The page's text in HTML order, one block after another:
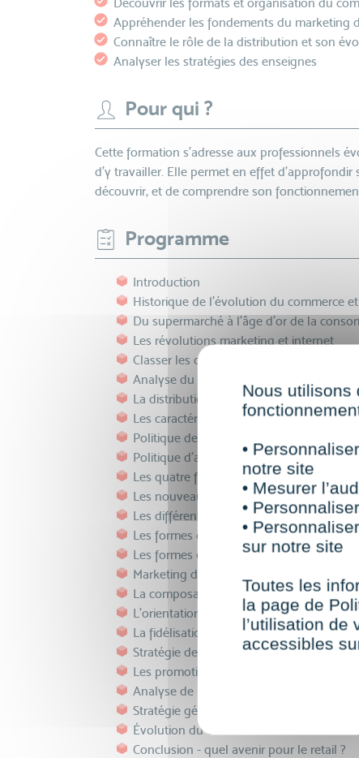
Appréhender les fondements du marketing
Connaître le rôle de la distribution et son
Analyser les stratégies des enseignes
Pour qui ?
Cette formation s'adresse aux professionnels
d’y travailler. Elle permet en effet
découvrir, et de comprendre son
Programme
Introduction
Historique de l’évolution du commerce
Du supermarché à l’âge d’or de la
Les révolutions marketing et internet
Classer les différentes formes de vente au
Analyse du comportement consommateur
La distribution
Les caractéristiques techniques des
Politique de distribution
Politique d’assortiment
Les quatre formats de retail physiques
Les nouveaux formats de retail
Les différentes formes de retail
Les formes de commerce indépendant
Les formes de commerce succursaliste et
Marketing du point de vente
La composante merchandising du
L’orientation client
La fidélisation client
Stratégie de communication du retail
Les promotions en point de vente
Analyse de la stratégie des distributeurs
Stratégie générique
Évolution du commerce à la distribution
Conclusion - quel avenir pour le retail ?
Nous utilisons
•
notre site
• Mesurer
•
•
sur notre site
Toutes les
la page de
l’utilisation de
accessibles